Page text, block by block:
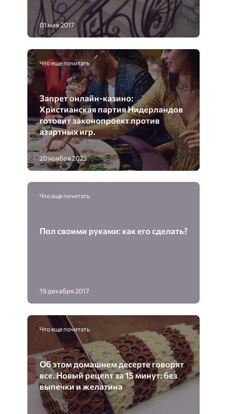
01 мая 2017
Что еще почитать
Запрет онлайн-казино:
Христианская партия Нидерландов
готовит законопроект против
азартных игр.
20 ноября 2023
Что еще почитать
Пол своими руками: как его сделать?
19 декабря 2017
Что еще почитать
Об этом домашнем десерте говорят
все. Новый рецепт за 15 минут: без
выпечки и желатина